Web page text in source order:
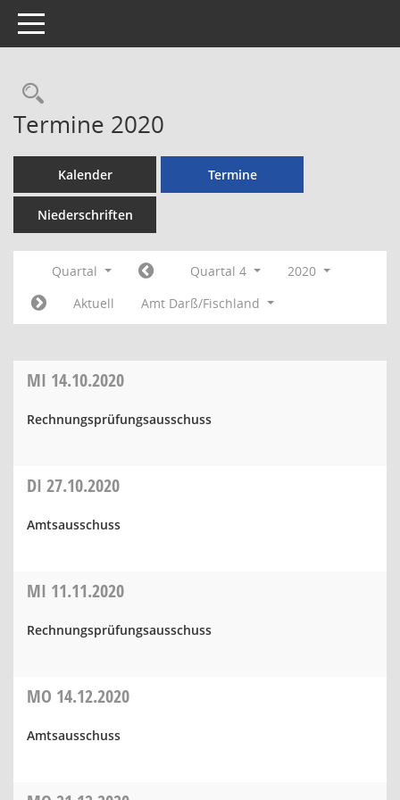
Toggle navigation
Rechercheauswahl
Termine 2020
Kalender Termine
Niederschriften
Quartal Quartal 4
2020
Aktuell
Amt Darß/Fischland
MI 14.10.2020
Rechnungsprüfungsausschuss
DI 27.10.2020
Amtsausschuss
MI 11.11.2020
Rechnungsprüfungsausschuss
MO 14.12.2020
Amtsausschuss